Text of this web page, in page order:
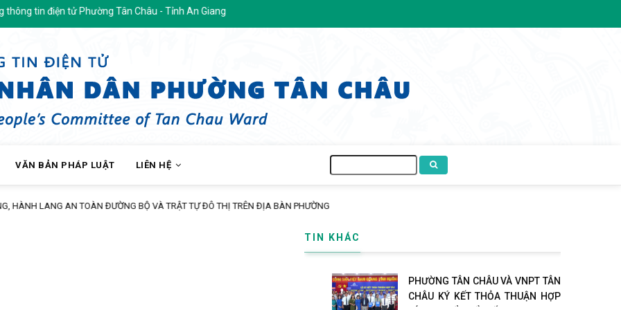
tin điện tử Phường Tân Châu - Tỉnh An Giang
VĂN BẢN PHÁP LUẬT LIÊN HỆ
kiếm
ĐẨY MẠNH TUYÊN TRUYỀN CHÍNH SÁCH BẢO HIỂM XÃ HỘI TỰ NGUYỆN ĐẾN ĐỘI NGŨ CÁN BỘ, GIÁO VIÊN TRÊN ĐỊA BÀN PHƯỜNG
TIN KHÁC
PHƯỜNG TÂN CHÂU VÀ VNPT TÂN
CHÂU KÝ KẾT THỎA THUẬN HỢP